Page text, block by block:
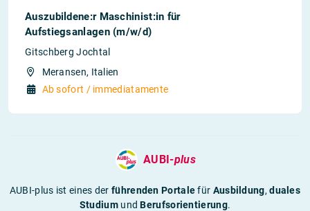
Auszubildene:r Maschinist:in für
Aufstiegsanlagen (m/w/d)
Gitschberg Jochtal
Meransen, Italien
Ab sofort / immediatamente
AUBI-plus
AUBI-plus ist eines derführenden Portalefür Ausbildung,duales
StudiumundBerufsorientierung.